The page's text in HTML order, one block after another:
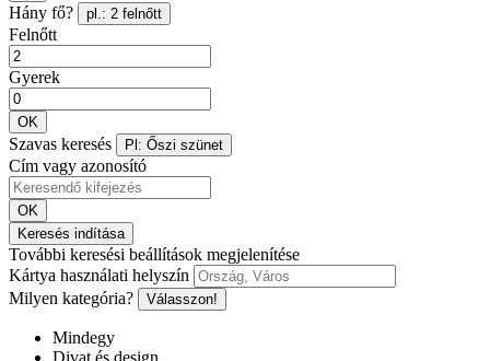
Hány fő? pl.: 2 felnőtt
Felnőtt
Gyerek
OK
Szavas keresés Pl: Őszi szünet
Cím vagy azonosító
OK
Keresés indítása
További keresési beállítások megjelenítése
Kártya használati helyszín
Milyen kategória?
Válasszon!
Mindegy
Divat és design